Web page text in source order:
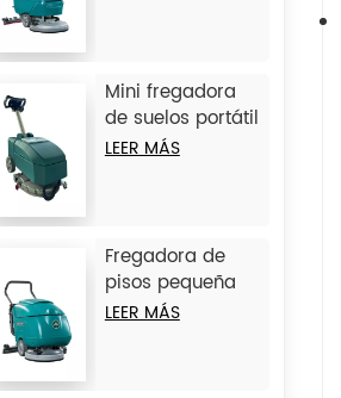
Mini fregadora
de suelos portátil
JIECHI BA350BT
LEER MÁS
Fregadora de
pisos pequeña
con operador a
LEER MÁS